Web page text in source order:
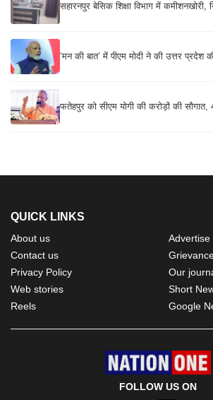
सहारनपुर बेसिक शिक्षा विभाग में कमीशनखोरी,
‘मन की बात’ में पीएम मोदी ने की उत्तर प्रदेश
फतेहपुर को सीएम योगी की करोड़ों की
QUICK LINKS
About us
Contact us
Privacy Policy
Advertise
Our
Web stories
Reels
Short
Google
FOLLOW US ON